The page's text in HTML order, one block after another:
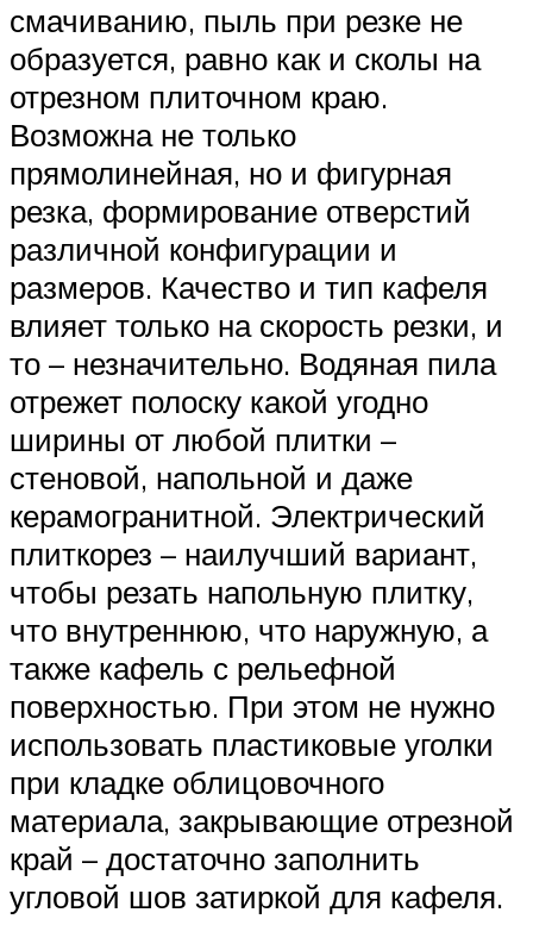
смачиванию, пыль при резке не
образуется, равно как и сколы на
отрезном плиточном краю.
Возможна не только
прямолинейная, но и фигурная
резка, формирование отверстий
различной конфигурации и
размеров. Качество и тип кафеля
влияет только на скорость резки, и
то – незначительно. Водяная пила
отрежет полоску какой угодно
ширины от любой плитки –
стеновой, напольной и даже
керамогранитной. Электрический
плиткорез – наилучший вариант,
чтобы резать напольную плитку,
что внутреннюю, что наружную, а
также кафель с рельефной
поверхностью. При этом не нужно
использовать пластиковые уголки
при кладке облицовочного
материала, закрывающие отрезной
край – достаточно заполнить
угловой шов затиркой для кафеля.